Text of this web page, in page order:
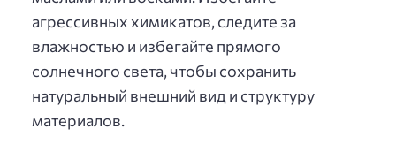
агрессивных химикатов, следите за
влажностью и избегайте прямого
солнечного света, чтобы сохранить
натуральный внешний вид и структуру
материалов.